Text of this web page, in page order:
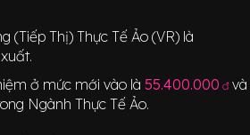
(Tiếp Thị) Thực Tế Ảo (VR) là
ở mức mới vào là 55.400.000 đ và
Ngành Thực Tế Ảo.